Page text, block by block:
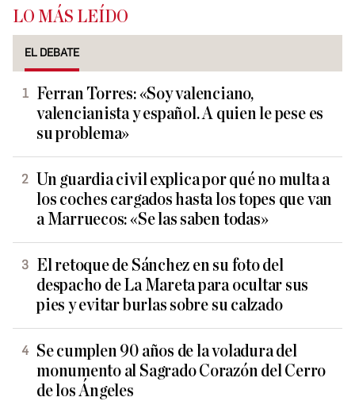
LO MÁS LEÍDO
EL DEBATE
Ferran Torres: «Soy valenciano,
valencianista y español. A quien le pese es
su problema»
Un guardia civil explica por qué no multa a
los coches cargados hasta los topes que van
a Marruecos: «Se las saben todas»
El retoque de Sánchez en su foto del
despacho de La Mareta para ocultar sus
pies y evitar burlas sobre su calzado
Se cumplen 90 años de la voladura del
monumento al Sagrado Corazón del Cerro
de los Ángeles